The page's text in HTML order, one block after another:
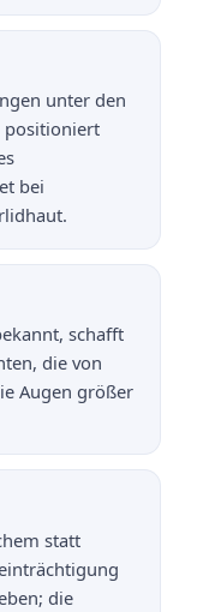
unter den
positioniert
bei
schafft
die von
Augen größer
statt
die